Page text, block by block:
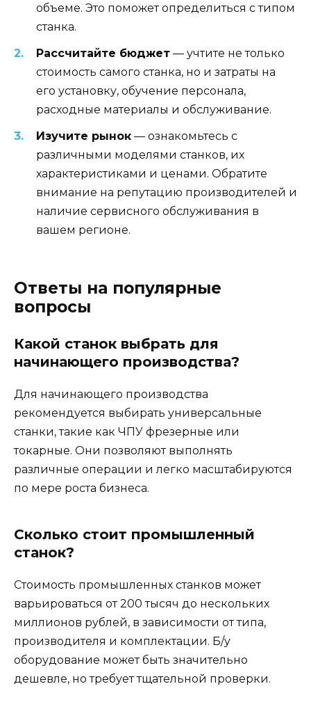
объеме. Это поможет определиться с типом
станка.
Рассчитайте бюджет — учтите не только
стоимость самого станка, но и затраты на
его установку, обучение персонала,
расходные материалы и обслуживание.
Изучите рынок — ознакомьтесь с
различными моделями станков, их
характеристиками и ценами. Обратите
внимание на репутацию производителей и
наличие сервисного обслуживания в
вашем регионе.
Ответы на популярные
вопросы
Какой станок выбрать для
начинающего производства?
Для начинающего производства
рекомендуется выбирать универсальные
станки, такие как ЧПУ фрезерные или
токарные. Они позволяют выполнять
различные операции и легко масштабируются
по мере роста бизнеса.
Сколько стоит промышленный
станок?
Стоимость промышленных станков может
варьироваться от 200 тысяч до нескольких
миллионов рублей, в зависимости от типа,
производителя и комплектации. Б/у
оборудование может быть значительно
дешевле, но требует тщательной проверки.